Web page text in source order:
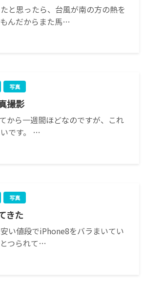
と思ったら、台風が南の方の熱を
んだからまた馬…
写真
撮影
から一週間ほどなのですが、これ
です。 …
写真
きた
い値段でiPhone8をバラまいてい
つられて…